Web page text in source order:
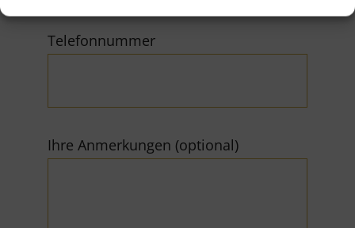
Telefonnummer
Ihre Anmerkungen (optional)